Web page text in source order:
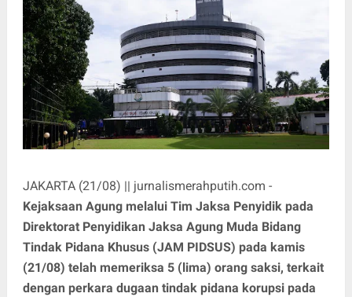
JAKARTA (21/08) || jurnalismerahputih.com -
Kejaksaan Agung melalui Tim Jaksa Penyidik pada
Direktorat Penyidikan Jaksa Agung Muda Bidang
Tindak Pidana Khusus (JAM PIDSUS) pada kamis
(21/08) telah memeriksa 5 (lima) orang saksi, terkait
dengan perkara dugaan tindak pidana korupsi pada